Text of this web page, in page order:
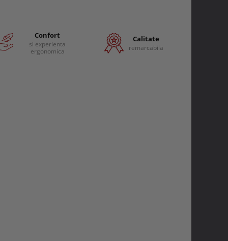
Confort
si experienta
ergonomica
Calitate
remarcabila